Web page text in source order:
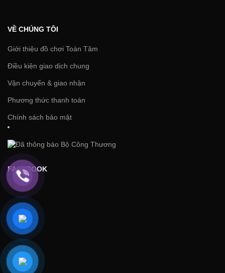
VỀ CHÚNG TÔI
Giới thiệu đồ chơi Toàn Tâm
Điều kiện giao dịch chung
Vận chuyển & giao nhận
Phương thức thanh toán
Chính sách bảo mật
FACEBOOK